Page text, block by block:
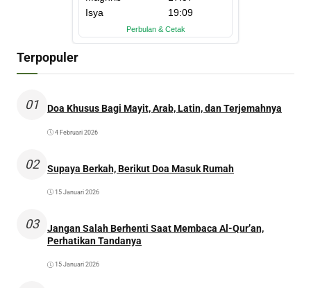
Terpopuler
01 Doa Khusus Bagi Mayit, Arab, Latin, dan Terjemahnya
4 Februari 2026
02 Supaya Berkah, Berikut Doa Masuk Rumah
15 Januari 2026
03
Jangan Salah Berhenti Saat Membaca Al-Qur’an,
Perhatikan Tandanya
15 Januari 2026